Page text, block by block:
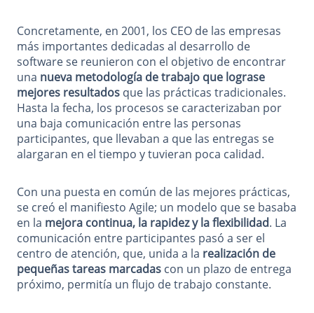
Concretamente, en 2001, los CEO de las empresas
más importantes dedicadas al desarrollo de
software se reunieron con el objetivo de encontrar
una nueva metodología de trabajo que lograse
mejores resultados que las prácticas tradicionales.
Hasta la fecha, los procesos se caracterizaban por
una baja comunicación entre las personas
participantes, que llevaban a que las entregas se
alargaran en el tiempo y tuvieran poca calidad.
Con una puesta en común de las mejores prácticas,
se creó el manifiesto Agile; un modelo que se basaba
en la mejora continua, la rapidez y la flexibilidad. La
comunicación entre participantes pasó a ser el
centro de atención, que, unida a la realización de
pequeñas tareas marcadas con un plazo de entrega
próximo, permitía un flujo de trabajo constante.